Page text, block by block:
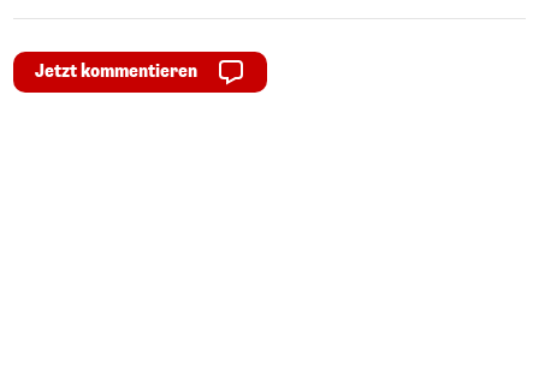
Jetzt kommentieren